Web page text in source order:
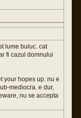
lume buluc. cat
fi cazul domnului
your hopes up. nu e
mediocra. e dur,
nu se accepta